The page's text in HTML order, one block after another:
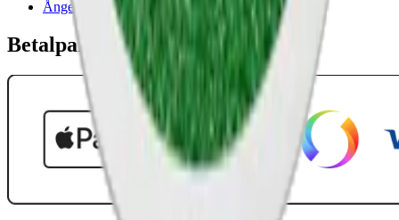
Ånger
Betalpartner